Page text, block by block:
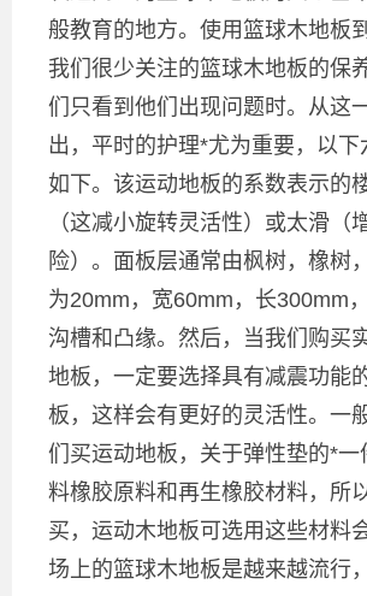
般教育的地方。使用篮球木地板
我们很少关注的篮球木地板的保
们只看到他们出现问题时。从这
出，平时的护理*尤为重要，以下
如下。该运动地板的系数表示的
（这减小旋转灵活性）或太滑（
险）。面板层通常由枫树，橡树
为20mm，宽60mm，长300mm
沟槽和凸缘。然后，当我们购买
地板，一定要选择具有减震功能
板，这样会有更好的灵活性。一
们买运动地板，关于弹性垫的*一
料橡胶原料和再生橡胶材料，所
买，运动木地板可选用这些材料
场上的篮球木地板是越来越流行